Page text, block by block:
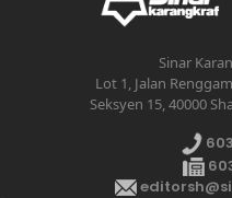
Sinar
Lot 1, Jalan
Seksyen 15, 40000